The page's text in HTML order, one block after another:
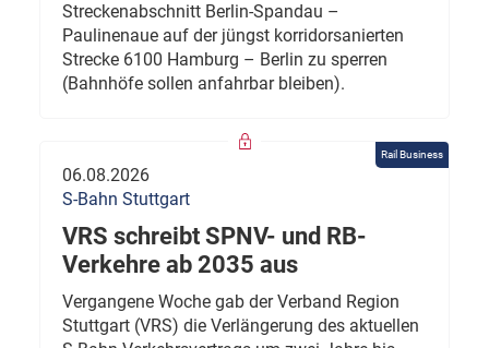
Streckenabschnitt Berlin-Spandau –
Paulinenaue auf der jüngst korridorsanierten
Strecke 6100 Hamburg – Berlin zu sperren
(Bahnhöfe sollen anfahrbar bleiben).
Rail Business
06.08.2026
S-Bahn Stuttgart
VRS schreibt SPNV- und RB-
Verkehre ab 2035 aus
Vergangene Woche gab der Verband Region
Stuttgart (VRS) die Verlängerung des aktuellen